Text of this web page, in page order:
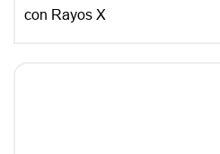
con Rayos X